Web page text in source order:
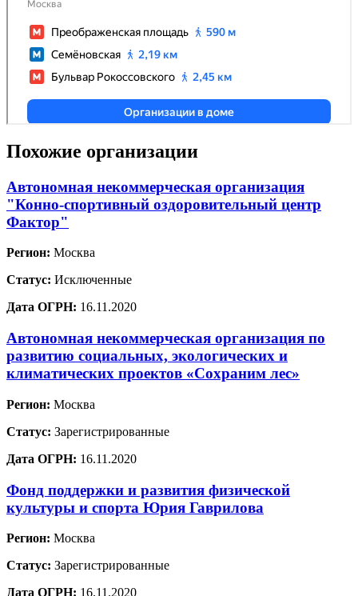
Похожие организации
Автономная некоммерческая организация
"Конно-спортивный оздоровительный центр
Фактор"
Регион: Москва
Статус: Исключенные
Дата ОГРН: 16.11.2020
Автономная некоммерческая организация по
развитию социальных, экологических и
климатических проектов «Сохраним лес»
Регион: Москва
Статус: Зарегистрированные
Дата ОГРН: 16.11.2020
Фонд поддержки и развития физической
культуры и спорта Юрия Гаврилова
Регион: Москва
Статус: Зарегистрированные
Дата ОГРН: 16.11.2020